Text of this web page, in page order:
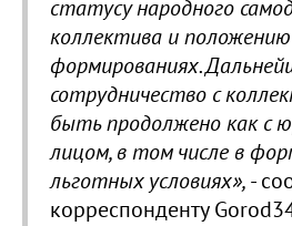
статусу народного
коллектива и
формированиях.
сотрудничество с
быть продолжено как с
лицом, в том числе в
льготных условиях»,-
корреспонденту